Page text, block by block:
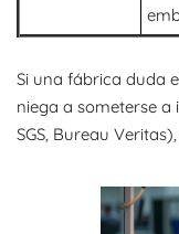
Si una fábrica duda
niega a someterse
SGS, Bureau